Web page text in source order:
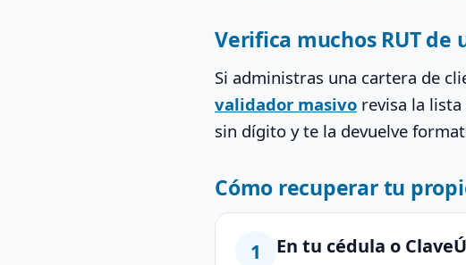
Verifica muchos RUT de
Si administras una cartera de
validador masivo revisa la
sin dígito y te la devuelve
Cómo recuperar tu
1 En tu cédula o